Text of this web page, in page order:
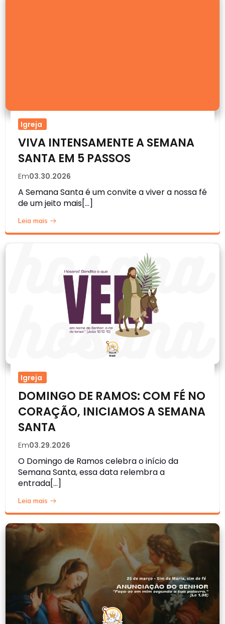
Igreja
VIVA INTENSAMENTE A SEMANA
SANTA EM 5 PASSOS
Em03.30.2026
A Semana Santa é um convite a viver a nossa fé
de um jeito mais[…]
Leia mais
Igreja
DOMINGO DE RAMOS: COM FÉ NO
CORAÇÃO, INICIAMOS A SEMANA
SANTA
Em03.29.2026
O Domingo de Ramos celebra o início da
Semana Santa, essa data relembra a
entrada[…]
Leia mais